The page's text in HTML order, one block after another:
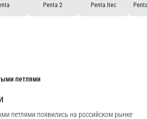
Penta 2 Penta Itec
петлями
петлями появились на российском рынке